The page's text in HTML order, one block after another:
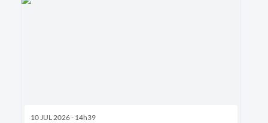
10 JUL 2026 - 14h39